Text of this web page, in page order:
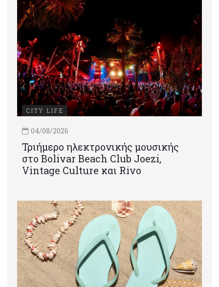
CITY LIFE
04/08/2026
Τριήμερο ηλεκτρονικής μουσικής
στο Bolivar Beach Club Joezi,
Vintage Culture και Rivo